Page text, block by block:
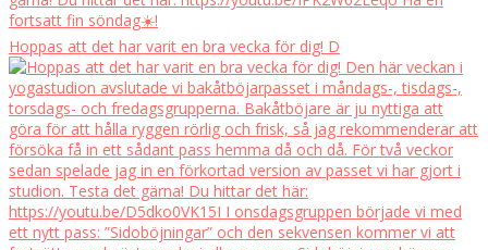
Hoppas att det har varit en bra vecka för dig! D